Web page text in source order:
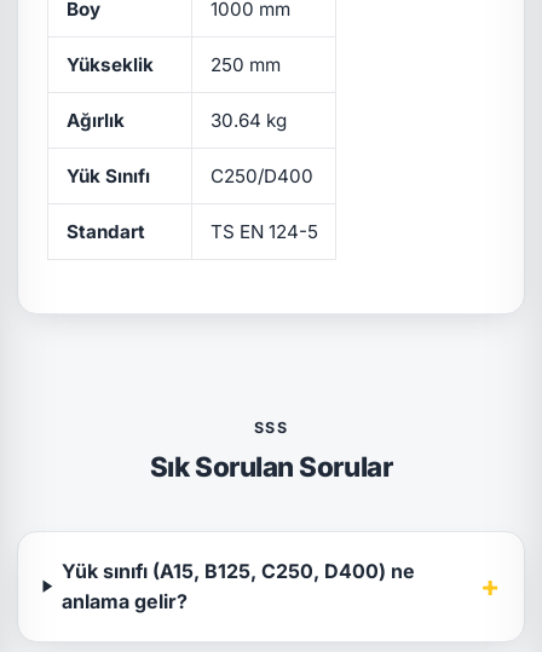
Boy 1000 mm
Yükseklik 250 mm
Ağırlık 30.64 kg
Yük Sınıfı C250/D400
Standart TS EN 124-5
SSS
Sık Sorulan Sorular
Yük sınıfı (A15, B125, C250, D400) ne
anlama gelir?
+